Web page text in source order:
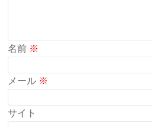
名前 ※
メール ※
サイト